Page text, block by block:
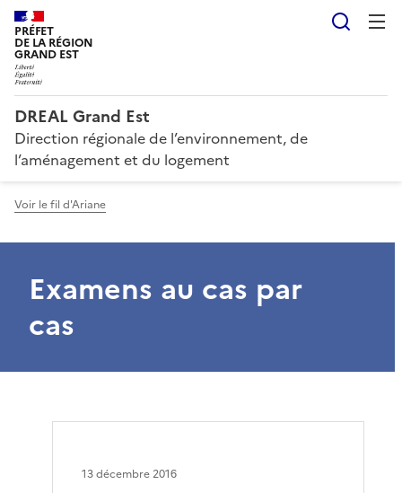
PRÉFET
DE LA RÉGION
GRAND EST
DREAL Grand Est
Direction régionale de l’environnement, de
l’aménagement et du logement
Voir le fil d'Ariane
Examens au cas par
cas
13 décembre 2016